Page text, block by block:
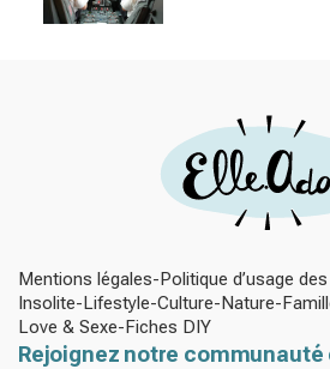
Mentions légales Politique d’usage
Insolite Lifestyle Culture Nature
Love & Sexe Fiches DIY
Rejoignez notre